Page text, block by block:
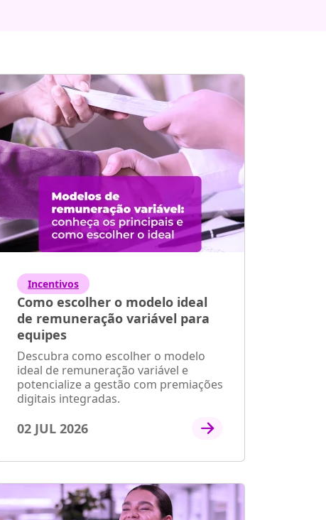
Incentivos
Como escolher o modelo ideal
de remuneração variável para
equipes
Descubra como escolher o modelo
ideal de remuneração variável e
potencialize a gestão com premiações
digitais integradas.
02 JUL 2026